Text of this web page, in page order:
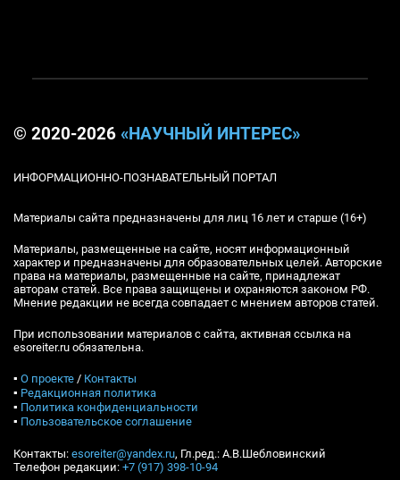
© 2020-2026 «НАУЧНЫЙ ИНТЕРЕС»
ИНФОРМАЦИОННО-ПОЗНАВАТЕЛЬНЫЙ ПОРТАЛ
Материалы сайта предназначены для лиц 16 лет и старше (16+)
Материалы, размещенные на сайте, носят информационный
характер и предназначены для образовательных целей. Авторские
права на материалы, размещенные на сайте, принадлежат
авторам статей. Все права защищены и охраняются законом РФ.
Мнение редакции не всегда совпадает с мнением авторов статей.
При использовании материалов с сайта, активная ссылка на
esoreiter.ru обязательна.
▪ О проекте / Контакты
▪ Редакционная политика
▪ Политика конфиденциальности
▪ Пользовательское соглашение
Контакты: esoreiter@yandex.ru, Гл.ред.: А.В.Шебловинский
Телефон редакции: +7 (917) 398-10-94